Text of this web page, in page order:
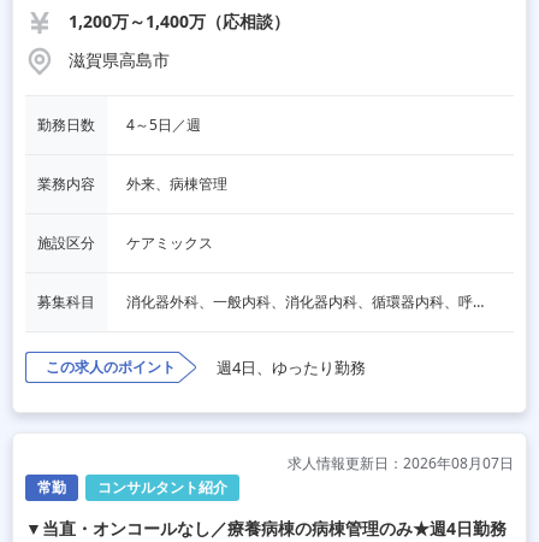
1,200万～1,400万（応相談）
滋賀県高島市
勤務日数 4～5日／週
業務内容 外来、病棟管理
施設区分 ケアミックス
募集科目 消化器外科、一般内科、消化器内科、循環器内科、呼吸器内科、血液内科、脳神経内科、内分泌内科、老人内科、一般外科、その他
この求人のポイント 週4日、ゆったり勤務
常勤 コンサルタント紹介
求人情報更新日：2026年08月07日
▼当直・オンコールなし／療養病棟の病棟管理のみ★週4日勤務